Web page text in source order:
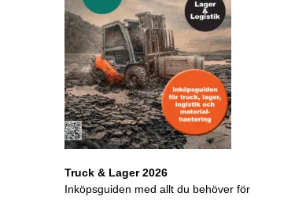
Truck & Lager 2026
Inköpsguiden med allt du behöver för